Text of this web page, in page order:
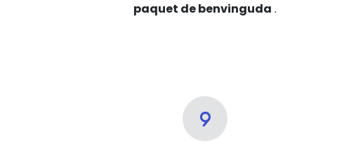
paquet de benvinguda .